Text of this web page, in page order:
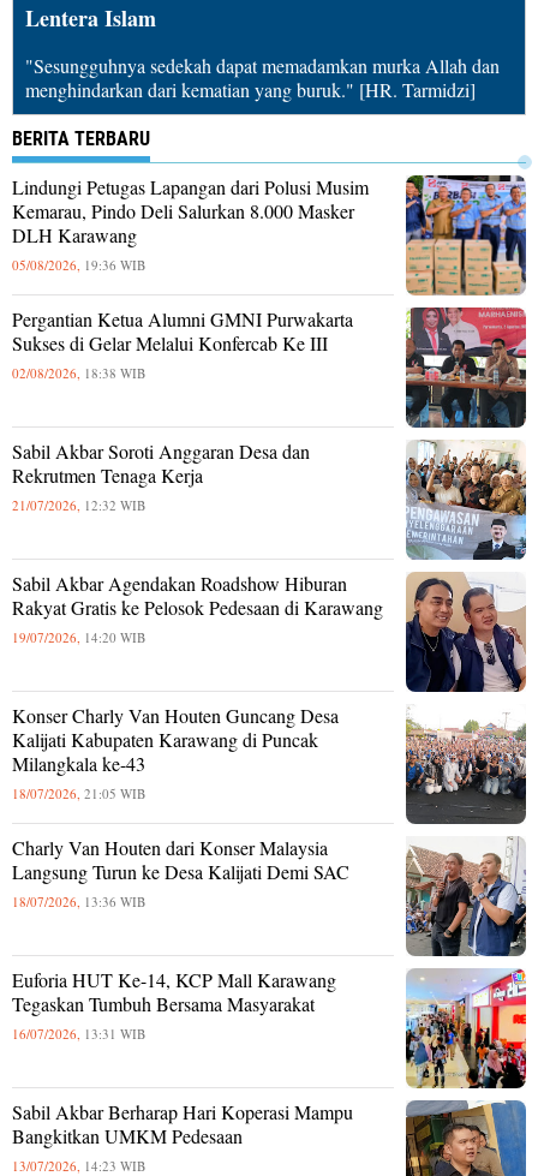
Lentera Islam
"Sesungguhnya sedekah dapat memadamkan murka Allah dan
menghindarkan dari kematian yang buruk." [HR. Tarmidzi]
BERITA TERBARU
Lindungi Petugas Lapangan dari Polusi Musim
Kemarau, Pindo Deli Salurkan 8.000 Masker
DLH Karawang
05/08/2026, 19:36 WIB
Pergantian Ketua Alumni GMNI Purwakarta
Sukses di Gelar Melalui Konfercab Ke III
02/08/2026, 18:38 WIB
Sabil Akbar Soroti Anggaran Desa dan
Rekrutmen Tenaga Kerja
21/07/2026, 12:32 WIB
Sabil Akbar Agendakan Roadshow Hiburan
Rakyat Gratis ke Pelosok Pedesaan di Karawang
19/07/2026, 14:20 WIB
Konser Charly Van Houten Guncang Desa
Kalijati Kabupaten Karawang di Puncak
Milangkala ke-43
18/07/2026, 21:05 WIB
Charly Van Houten dari Konser Malaysia
Langsung Turun ke Desa Kalijati Demi SAC
18/07/2026, 13:36 WIB
Euforia HUT Ke-14, KCP Mall Karawang
Tegaskan Tumbuh Bersama Masyarakat
16/07/2026, 13:31 WIB
Sabil Akbar Berharap Hari Koperasi Mampu
Bangkitkan UMKM Pedesaan
13/07/2026, 14:23 WIB